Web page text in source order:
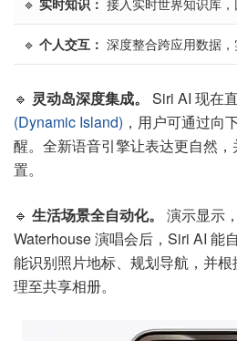
🔹 实时知识： 接入实时世界知识库
🔹 个人交互： 深度整合跨应用数据，
🔹 灵动岛深度集成。 Siri AI 现在
(Dynamic Island) ，用户可通过向
醒。全新语音引擎让表达更自然
置。
🔹 生活场景全自动化。
演示显示
Waterhouse 演唱会后，Siri AI 能
能识别照片地标、规划导航，并
理至共享相册。